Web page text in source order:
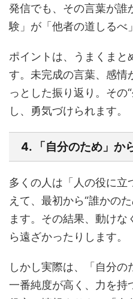
発信でも、その言葉が誰
験」が「他者の道しるべ
ポイントは、うまくまと
す。未完成の言葉、感情
っとした振り返り。その
し、勇気づけられます。
4. 「自分のため」か
多くの人は「人の役に立
えて、最初から“誰かの
ます。その結果、動け
ら遠ざかったりします。
しかし実際は、「自分
一番純度が高く、力を持